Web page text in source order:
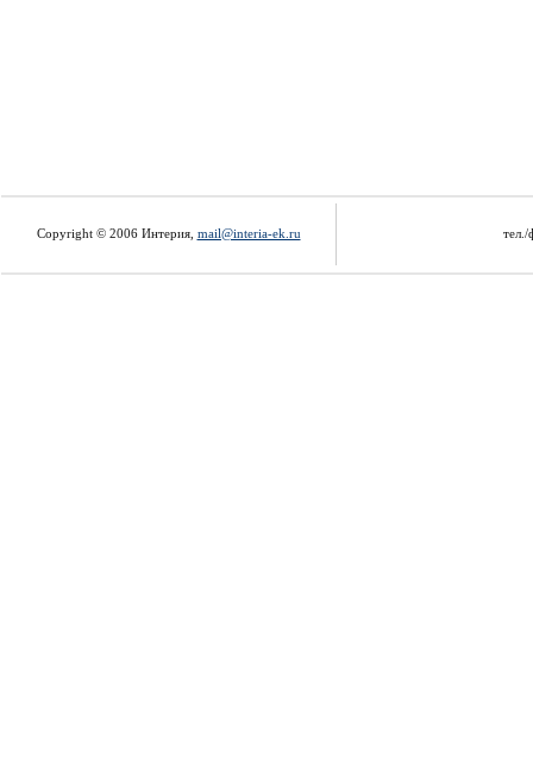
Copyright © 2006 Интерия, mail@interia-ek.ru